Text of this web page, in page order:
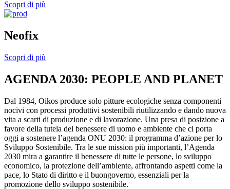
Scopri di più
Neofix
Scopri di più
AGENDA 2030: PEOPLE AND PLANET
Dal 1984, Oikos produce solo pitture ecologiche senza componenti
nocivi con processi produttivi sostenibili riutilizzando e dando nuova
vita a scarti di produzione e di lavorazione. Una presa di posizione a
favore della tutela del benessere di uomo e ambiente che ci porta
oggi a sostenere l’agenda ONU 2030: il programma d’azione per lo
Sviluppo Sostenibile. Tra le sue mission più importanti, l’Agenda
2030 mira a garantire il benessere di tutte le persone, lo sviluppo
economico, la protezione dell’ambiente, affrontando aspetti come la
pace, lo Stato di diritto e il buongoverno, essenziali per la
promozione dello sviluppo sostenibile.